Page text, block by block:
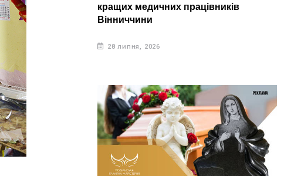
кращих медичних працівників
Вінниччини
28 липня, 2026